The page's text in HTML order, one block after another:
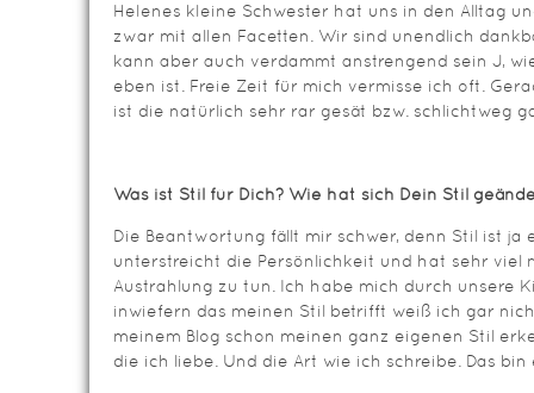
Helenes kleine Schwester hat uns in den Alltag
zwar mit allen Facetten. Wir sind unendlich
kann aber auch verdammt anstrengend sein J,
eben ist. Freie Zeit für mich vermisse ich oft.
ist die natürlich sehr rar gesät bzw. schlichtweg
Was ist Stil für Dich? Wie hat sich Dein Stil
Die Beantwortung fällt mir schwer, denn Stil ist ja
unterstreicht die Persönlichkeit und hat sehr viel
Austrahlung zu tun. Ich habe mich durch unsere
inwiefern das meinen Stil betrifft weiß ich gar
meinem Blog schon meinen ganz eigenen Stil
die ich liebe. Und die Art wie ich schreibe. Das